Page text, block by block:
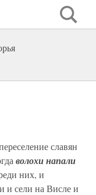
славян
волохи напали
них, и
и сели на Висле и